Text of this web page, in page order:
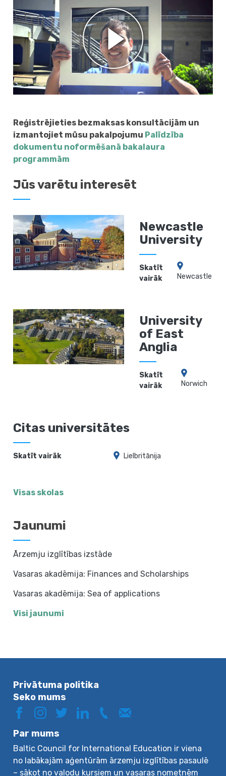
Reģistrējieties bezmaksas konsultācijām un
izmantojiet mūsu pakalpojumu Palīdzība
dokumentu noformēšanā bakalaura
programmām
Jūs varētu interesēt
Newcastle
University
Skatīt
vairāk
Newcastle
University
of East
Anglia
Skatīt
vairāk
Norwich
Citas universitātes
Skatīt vairāk Lielbritānija
Visas skolas
Jaunumi
Ārzemju izglītības izstāde
Vasaras akadēmija: Finances and Scholarships
Vasaras akadēmija: Sea of applications
Visi jaunumi
Privātuma politika
Seko mums
Par mums
Baltic Council for International Education ir viena
no labākajām aģentūrām ārzemju izglītības pasaulē
– sākot no valodu kursiem un vasaras nometnēm